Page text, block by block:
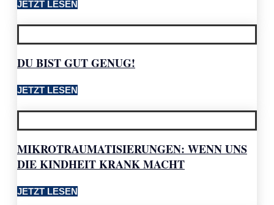
JETZT LESEN
DU BIST GUT GENUG!
JETZT LESEN
MIKROTRAUMATISIERUNGEN: WENN UNS
DIE KINDHEIT KRANK MACHT
JETZT LESEN